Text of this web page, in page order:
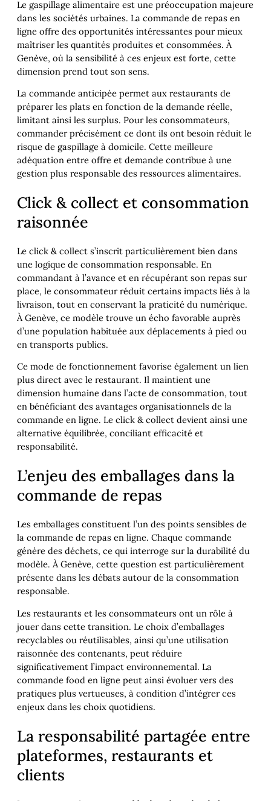
Le gaspillage alimentaire est une préoccupation majeure
dans les sociétés urbaines. La commande de repas en
ligne offre des opportunités intéressantes pour mieux
maîtriser les quantités produites et consommées. À
Genève, où la sensibilité à ces enjeux est forte, cette
dimension prend tout son sens.
La commande anticipée permet aux restaurants de
préparer les plats en fonction de la demande réelle,
limitant ainsi les surplus. Pour les consommateurs,
commander précisément ce dont ils ont besoin réduit le
risque de gaspillage à domicile. Cette meilleure
adéquation entre offre et demande contribue à une
gestion plus responsable des ressources alimentaires.
Click & collect et consommation
raisonnée
Le click & collect s’inscrit particulièrement bien dans
une logique de consommation responsable. En
commandant à l’avance et en récupérant son repas sur
place, le consommateur réduit certains impacts liés à la
livraison, tout en conservant la praticité du numérique.
À Genève, ce modèle trouve un écho favorable auprès
d’une population habituée aux déplacements à pied ou
en transports publics.
Ce mode de fonctionnement favorise également un lien
plus direct avec le restaurant. Il maintient une
dimension humaine dans l’acte de consommation, tout
en bénéficiant des avantages organisationnels de la
commande en ligne. Le click & collect devient ainsi une
alternative équilibrée, conciliant efficacité et
responsabilité.
L’enjeu des emballages dans la
commande de repas
Les emballages constituent l’un des points sensibles de
la commande de repas en ligne. Chaque commande
génère des déchets, ce qui interroge sur la durabilité du
modèle. À Genève, cette question est particulièrement
présente dans les débats autour de la consommation
responsable.
Les restaurants et les consommateurs ont un rôle à
jouer dans cette transition. Le choix d’emballages
recyclables ou réutilisables, ainsi qu’une utilisation
raisonnée des contenants, peut réduire
significativement l’impact environnemental. La
commande food en ligne peut ainsi évoluer vers des
pratiques plus vertueuses, à condition d’intégrer ces
enjeux dans les choix quotidiens.
La responsabilité partagée entre
plateformes, restaurants et
clients